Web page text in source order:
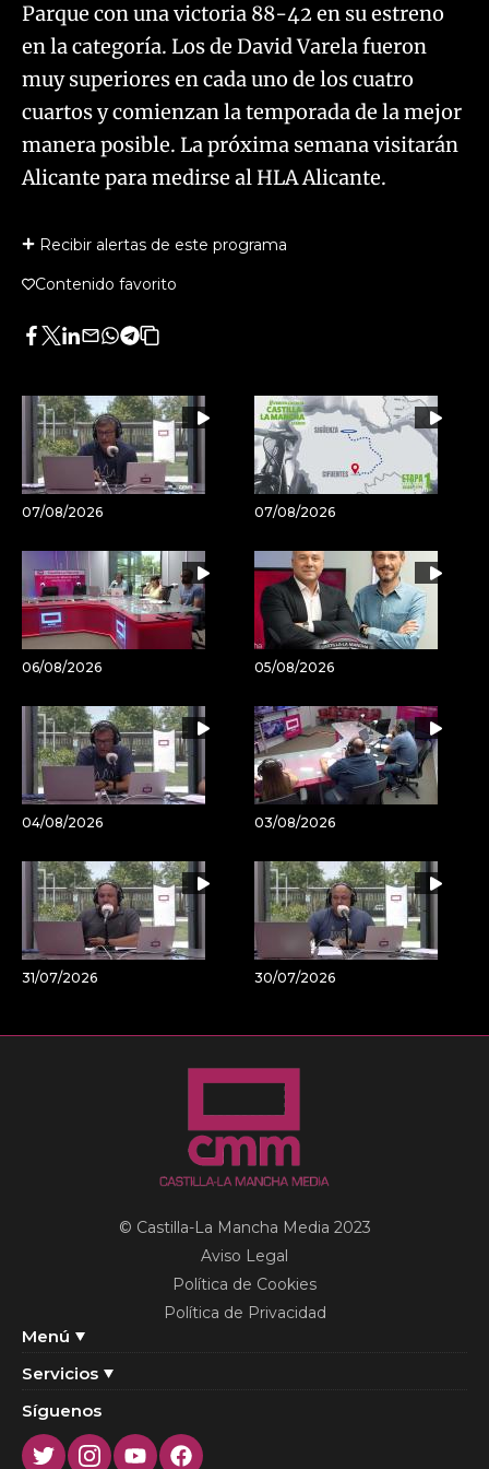
Parque con una victoria 88-42 en su estreno
en la categoría. Los de David Varela fueron
muy superiores en cada uno de los cuatro
cuartos y comienzan la temporada de la mejor
manera posible. La próxima semana visitarán
Alicante para medirse al HLA Alicante.
Recibir alertas de este programa
Contenido favorito
Facebook
Twitter
LinkedIn
Enviar
Whatsapp
Telegram
Copiar
artículo
07/08/2026 07/08/2026
06/08/2026 05/08/2026
04/08/2026 03/08/2026
31/07/2026 30/07/2026
Menú
Servicios
© Castilla-La Mancha Media 2023
Aviso Legal
Política de Cookies
Política de Privacidad
Síguenos
TwitterInstagram
YoutubeFacebook